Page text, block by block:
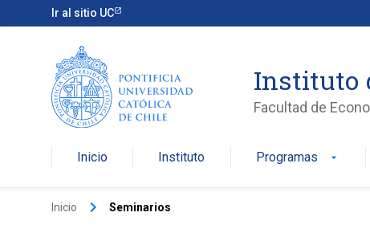
Ir al sitio UC
Instituto
Facultad de
Inicio Instituto Programas arrow_drop_down
Inicio keyboard_arrow_right Seminarios